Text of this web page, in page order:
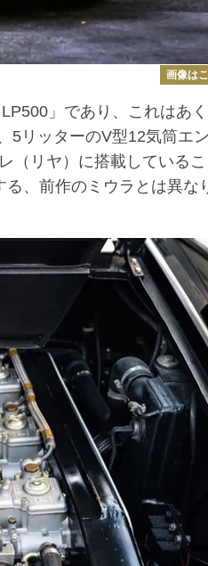
画像は
」であり、これはあ
5リッターのV型12気筒エ
（リヤ）に搭載している
、前作のミウラとは異な